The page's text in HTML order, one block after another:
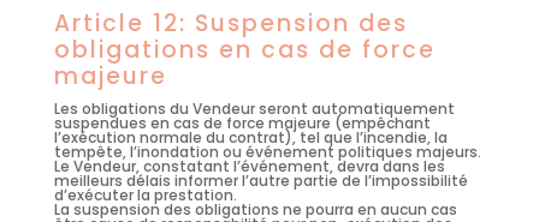
Article 12: Suspension des
obligations en cas de force
majeure
Les obligations du Vendeur seront automatiquement
suspendues en cas de force majeure (empêchant
l’exécution normale du contrat), tel que l’incendie, la
tempête, l’inondation ou événement politiques majeurs.
Le Vendeur, constatant l’événement, devra dans les
meilleurs délais informer l’autre partie de l’impossibilité
d’exécuter la prestation.
La suspension des obligations ne pourra en aucun cas